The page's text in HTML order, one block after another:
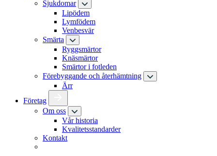
Sjukdomar
Lipödem
Lymfödem
Venbesvär
Smärta
Ryggsmärtor
Knäsmärtor
Smärtor i fotleden
Förebyggande och återhämtning
Ärr
Företag
Om oss
Vår historia
Kvalitetsstandarder
Kontakt